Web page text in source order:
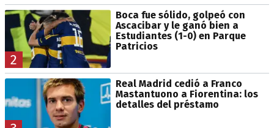
2
Boca fue sólido, golpeó con
Ascacibar y le ganó bien a
Estudiantes (1-0) en Parque
Patricios
Real Madrid cedió a Franco
Mastantuono a Fiorentina: los
detalles del préstamo